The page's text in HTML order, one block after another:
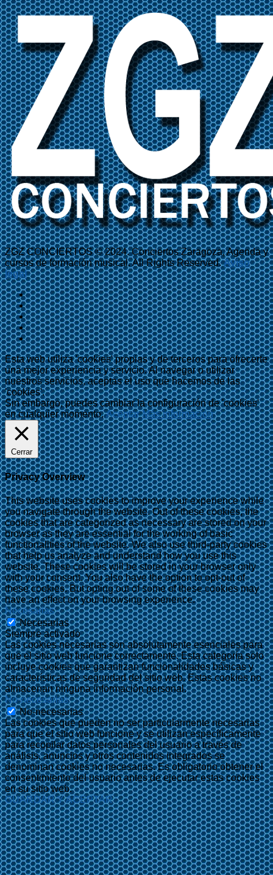
ZGZ CONCIERTOS © 2024. Conciertos Zaragoza, Agenda y
cursos de formación musical. All Rights Reserved.Aviso
legal
Esta web utiliza 'cookies' propias y de terceros para ofrecerte
una mejor experiencia y servicio. Al navegar o utilizar
nuestros servicios, aceptas el uso que hacemos de las
'cookies'.
Sin embargo, puedes cambiar la configuración de 'cookies'
en cualquier momento.Aceptar Más información
Cerrar
Privacy Overview
This website uses cookies to improve your experience while
you navigate through the website. Out of these cookies, the
cookies that are categorized as necessary are stored on your
browser as they are essential for the working of basic
functionalities of the website. We also use third-party cookies
that help us analyze and understand how you use this
website. These cookies will be stored in your browser only
with your consent. You also have the option to opt-out of
these cookies. But opting out of some of these cookies may
have an effect on your browsing experience.
Necesarias
Necesarias
Siempre activado
Las cookies necesarias son absolutamente esenciales para
que el sitio web funcione correctamente. Esta categoría solo
incluye cookies que garantizan funcionalidades básicas y
características de seguridad del sitio web. Estas cookies no
almacenan ninguna información personal.
No-necesarias
No-necesarias
Las cookies que pueden no ser particularmente necesarias
para que el sitio web funcione y se utilizan específicamente
para recopilar datos personales del usuario a través de
análisis, anuncios y otros contenidos integrados se
denominan cookies no necesarias. Es obligatorio obtener el
consentimiento del usuario antes de ejecutar estas cookies
en su sitio web.
GUARDAR Y ACEPTAR